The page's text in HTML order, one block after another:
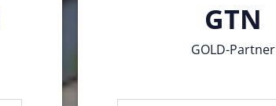
GTN
GOLD-Partner